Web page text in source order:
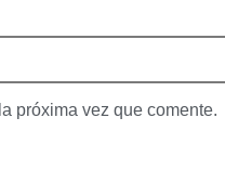
próxima vez que comente.